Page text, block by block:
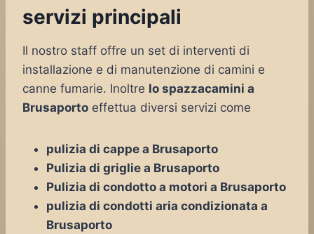
servizi principali
Il nostro staff offre un set di interventi di
installazione e di manutenzione di camini e
canne fumarie. Inoltre lo spazzacamini a
Brusaporto effettua diversi servizi come
pulizia di cappe a Brusaporto
Pulizia di griglie a Brusaporto
Pulizia di condotto a motori a Brusaporto
pulizia di condotti aria condizionata a
Brusaporto